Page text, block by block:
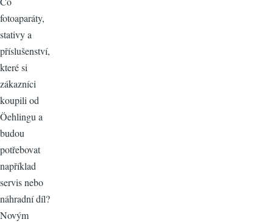
fotoaparáty,
stativy a
příslušenství,
které si
zákazníci
koupili od
Öehlingu a
budou
potřebovat
například
servis nebo
náhradní díl?
Novým